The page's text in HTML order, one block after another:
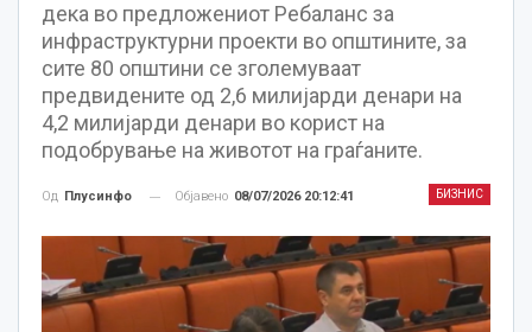
дека во предложениот Ребаланс за
инфраструктурни проекти во општините, за
сите 80 општини се зголемуваат
предвидените од 2,6 милијарди денари на
4,2 милијарди денари во корист на
подобрување на животот на граѓаните.
БИЗНИС
Од Плусинфо Објавено 08/07/2026 20:12:41